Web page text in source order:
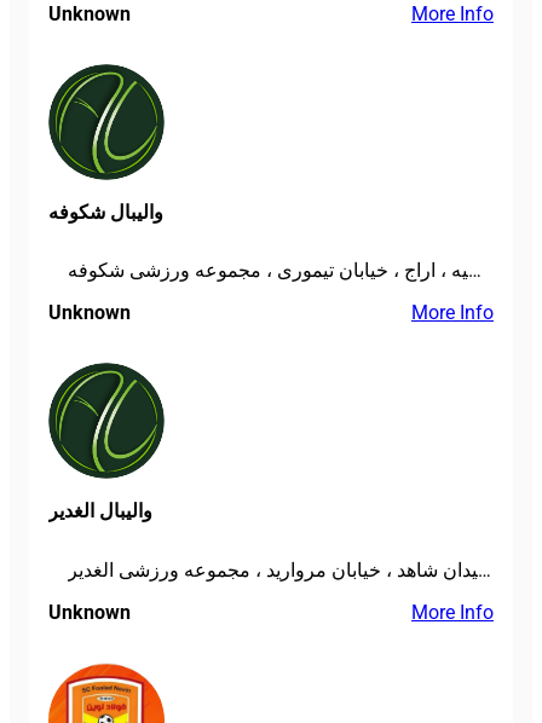
Unknown
More Info
والیبال شکوفه
میدان اقدسیه ، اراج ، خیابان تیموری ، مجموعه ورزشی شکوفه
Unknown
More Info
والیبال الغدیر
بزرگراه ارتش ، شهرک محلاتی ، میدان شاهد ، خیابان مروارید ، مجموعه ورزشی الغدیر
Unknown
More Info